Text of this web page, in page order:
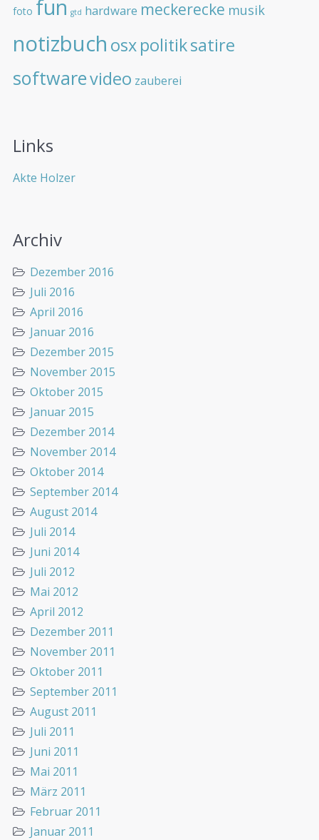
foto fun gtd hardware meckerecke musik
notizbuch osxpolitiksatire
softwarevideo zauberei
Links
Akte Holzer
Archiv
Dezember 2016
Juli 2016
April 2016
Januar 2016
Dezember 2015
November 2015
Oktober 2015
Januar 2015
Dezember 2014
November 2014
Oktober 2014
September 2014
August 2014
Juli 2014
Juni 2014
Juli 2012
Mai 2012
April 2012
Dezember 2011
November 2011
Oktober 2011
September 2011
August 2011
Juli 2011
Juni 2011
Mai 2011
März 2011
Februar 2011
Januar 2011